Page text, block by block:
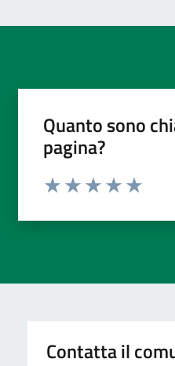
Quanto sono
pagina?
Contatta il